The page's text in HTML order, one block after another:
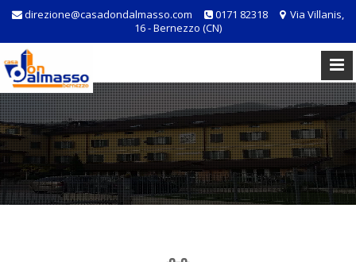
direzione@casadondalmasso.com 0171 82318
Via Villanis,
16 - Bernezzo (CN)